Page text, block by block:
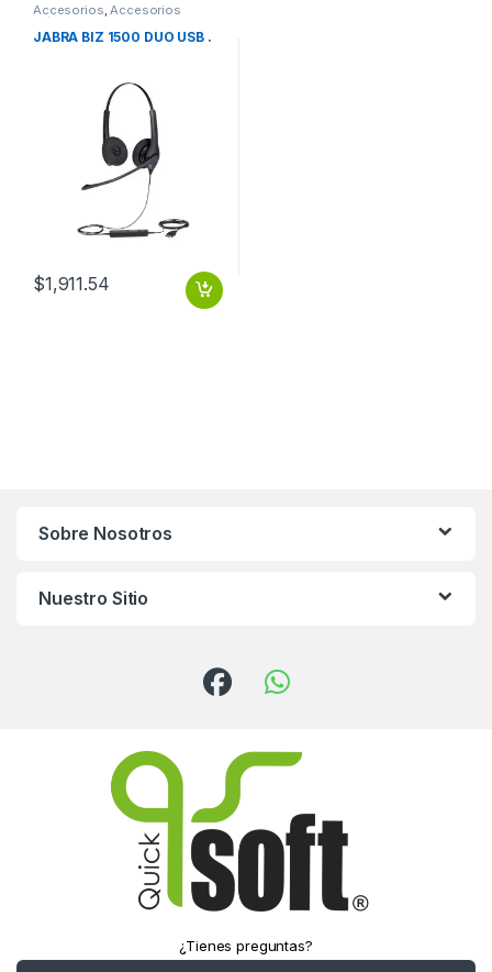
Accesorios Accesorios
Música
JABRA BIZ 1500 DUO USB .
$1,911.54
Sobre Nosotros
Nuestro Sitio
¿Tienes preguntas?
¡Llámanos!